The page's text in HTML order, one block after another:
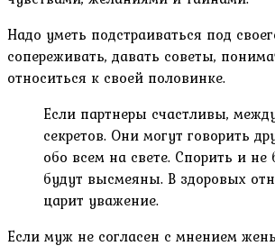
Надо уметь подстраиваться под
сопереживать, давать советы,
относиться к своей половинке.
Если партнеры счастливы,
секретов. Они могут говорить
обо всем на свете. Спорить и не
будут высмеяны. В здоровых
царит уважение.
Если муж не согласен с мнением